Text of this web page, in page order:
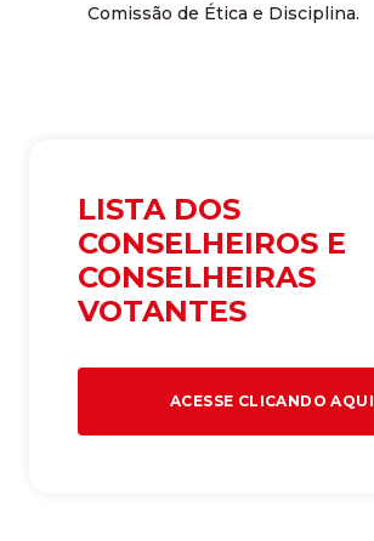
Comissão de Ética e Disciplina.
LISTA DOS
CONSELHEIROS E
CONSELHEIRAS
VOTANTES
ACESSE CLICANDO AQUI